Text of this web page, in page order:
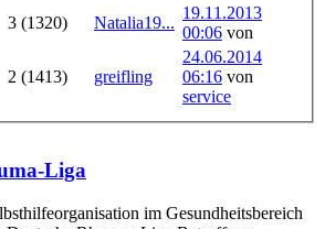
3 (1320) Natalia19...
19.11.2013
00:06 von
2 (1413) greifling
24.06.2014
06:16 von
service
Liga
im Gesundheitsbereich